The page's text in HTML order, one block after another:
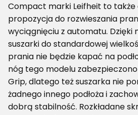
Compact marki Leifheit to także
propozycja do rozwieszania
wyciągnięciu z automatu. Dzięki
suszarki do standardowej
prania nie będzie kapać na
nóg tego modelu
Grip, dlatego też suszarka nie
żadnego innego podłoża i
dobrą stabilność. Rozkładane